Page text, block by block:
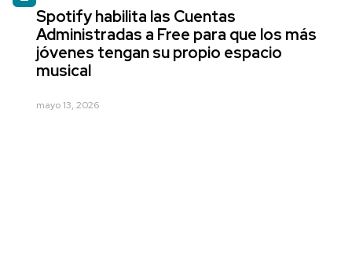
Spotify habilita las Cuentas
Administradas a Free para que los más
jóvenes tengan su propio espacio
musical
mayo 13, 2026